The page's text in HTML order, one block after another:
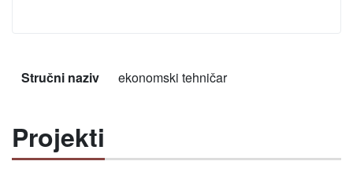
Stručni naziv ekonomski tehničar
Projekti